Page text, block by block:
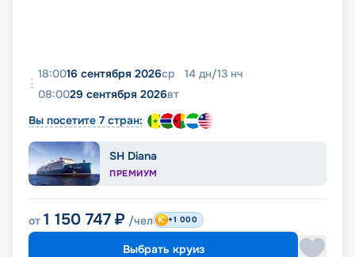
18:0016 сентября 2026ср 14 дн/13 нч
08:0029 сентября 2026вт
Вы посетите 7 стран:
SH Diana
ПРЕМИУМ
от 1 150 747 ₽ /чел +1 000
Выбрать круиз